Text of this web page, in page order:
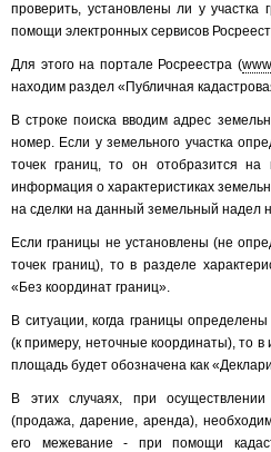
проверить, установлены ли у
помощи электронных сервисов
Для этого на портале Росреестра (
находим раздел «Публичная
В строке поиска вводим адрес
номер. Если у земельного участка
точек границ, то он отобразится на
информация о характеристиках
на сделки на данный земельный надел
Если границы не установлены (не
точек границ), то в разделе
«Без координат границ».
В ситуации, когда границы
(к примеру, неточные координаты), то
площадь будет обозначена как
В этих случаях, при
(продажа, дарение, аренда),
его межевание - при помощи